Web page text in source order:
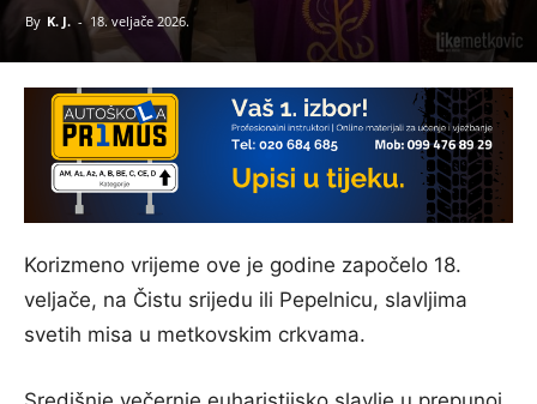
By K. J. - 18. veljače 2026.
Korizmeno vrijeme ove je godine započelo 18.
veljače, na Čistu srijedu ili Pepelnicu, slavljima
svetih misa u metkovskim crkvama.